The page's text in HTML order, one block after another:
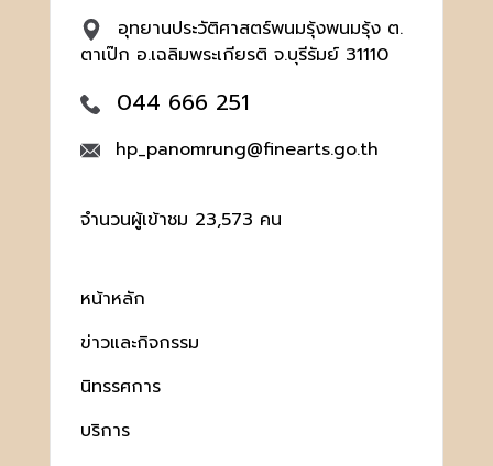
อุทยานประวัติศาสตร์พนมรุ้งพนมรุ้ง ต.
ตาเป๊ก อ.เฉลิมพระเกียรติ จ.บุรีรัมย์ 31110
044 666 251
hp_panomrung@finearts.go.th
จำนวนผู้เข้าชม 23,573 คน
หน้าหลัก
ข่าวและกิจกรรม
นิทรรศการ
บริการ